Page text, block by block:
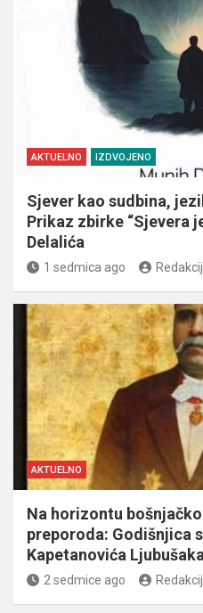
AKTUELNO IZDVOJENO
Sjever kao sudbina,
Prikaz zbirke “Sjevera
Delalića
1 sedmica ago
AKTUELNO
Na horizontu
preporoda: Godišnjica
Kapetanovića
2 sedmice ago